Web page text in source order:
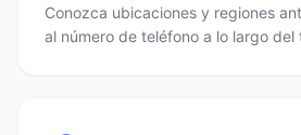
Conozca ubicaciones y regiones
al número de teléfono a lo largo del